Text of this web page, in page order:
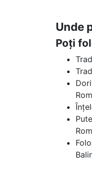
Unde
Poți